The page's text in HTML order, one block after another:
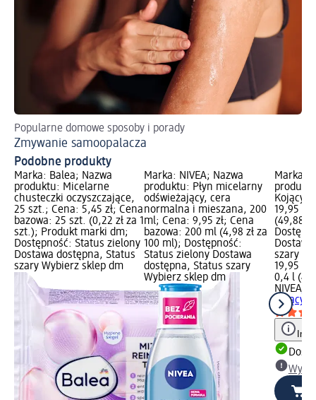
Popularne domowe sposoby i porady
Zmywanie samoopalacza
Podobne produkty
Marka: Balea; Nazwa
produktu: Micelarne
chusteczki oczyszczające,
25 szt.; Cena: 5,45 zł; Cena
bazowa: 25 szt. (0,22 zł za 1
szt.); Produkt marki dm;
Dostępność: Status zielony
Dostawa dostępna, Status
szary Wybierz sklep dm
Marka: NIVEA; Nazwa
produktu: Płyn micelarny
odświeżający, cera
normalna i mieszana, 200
ml; Cena: 9,95 zł; Cena
bazowa: 200 ml (4,98 zł za
100 ml); Dostępność:
Status zielony Dostawa
dostępna, Status szary
Wybierz sklep dm
Marka:
Kojący,
19,95
(49,88
szary
19,95 zł
0,4 l
NIVEA
Kojący,